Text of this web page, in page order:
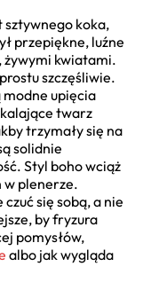
sztywnego koka,
przepiękne, luźne
żywymi kwiatami.
szczęśliwie.
modne upięcia
twarz
trzymały się na
solidnie
Styl boho wciąż
w plenerze.
się sobą, a nie
by fryzura
pomysłów,
albo jak wygląda